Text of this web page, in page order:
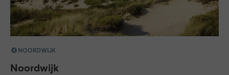
NOORDWIJK
Noordwijk